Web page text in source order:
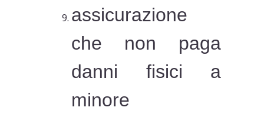
assicurazione
che non paga
danni fisici a
minore